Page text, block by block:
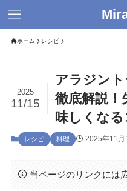
ホーム レシピ
アラジン
徹底解説！
味しくなる
2025
11/15
レシピ 料理 2025年11月
当ページのリンクには